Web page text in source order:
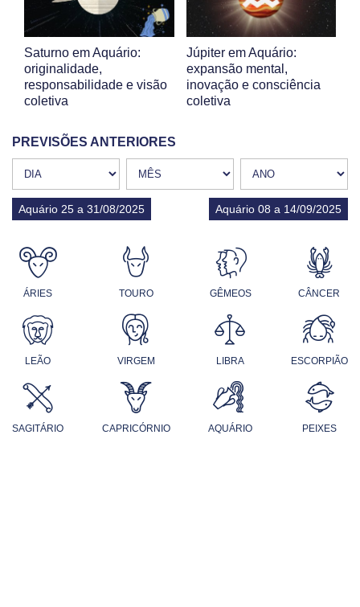
Saturno em Aquário:
originalidade,
responsabilidade e visão
coletiva
Júpiter em Aquário:
expansão mental,
inovação e consciência
coletiva
PREVISÕES ANTERIORES
Aquário 25 a 31/08/2025 Aquário 08 a 14/09/2025
ÁRIES TOURO GÊMEOS CÂNCER
LEÃO VIRGEM LIBRA ESCORPIÃO
SAGITÁRIO CAPRICÓRNIO AQUÁRIO PEIXES